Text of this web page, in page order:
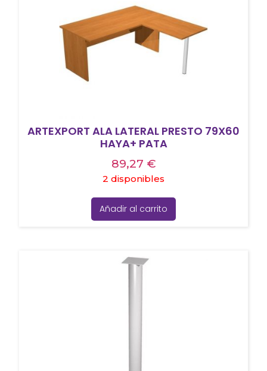
ARTEXPORT ALA LATERAL PRESTO 79X60
HAYA+ PATA
89,27 €
2 disponibles
Añadir al carrito